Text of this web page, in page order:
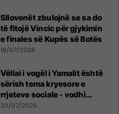
Sllovenët zbulojnë se sa do
të fitojë Vincic për gjykimin
e finales së Kupës së Botës
18/07/2026
Vëllai i vogël i Yamalit është
sërish tema kryesore e
rrjeteve sociale - vodhi
vëmendjen pas finales së
20/07/2026